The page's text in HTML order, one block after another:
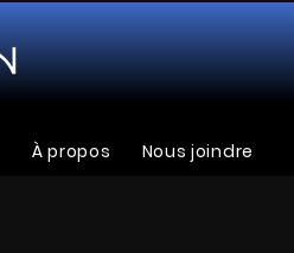
À propos Nous joindre